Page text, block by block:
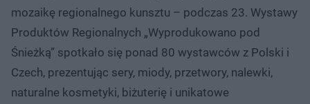
mozaikę regionalnego kunsztu – podczas 23. Wystawy
Produktów Regionalnych „Wyprodukowano pod
Śnieżką” spotkało się ponad 80 wystawców z Polski i
Czech, prezentując sery, miody, przetwory, nalewki,
naturalne kosmetyki, biżuterię i unikatowe